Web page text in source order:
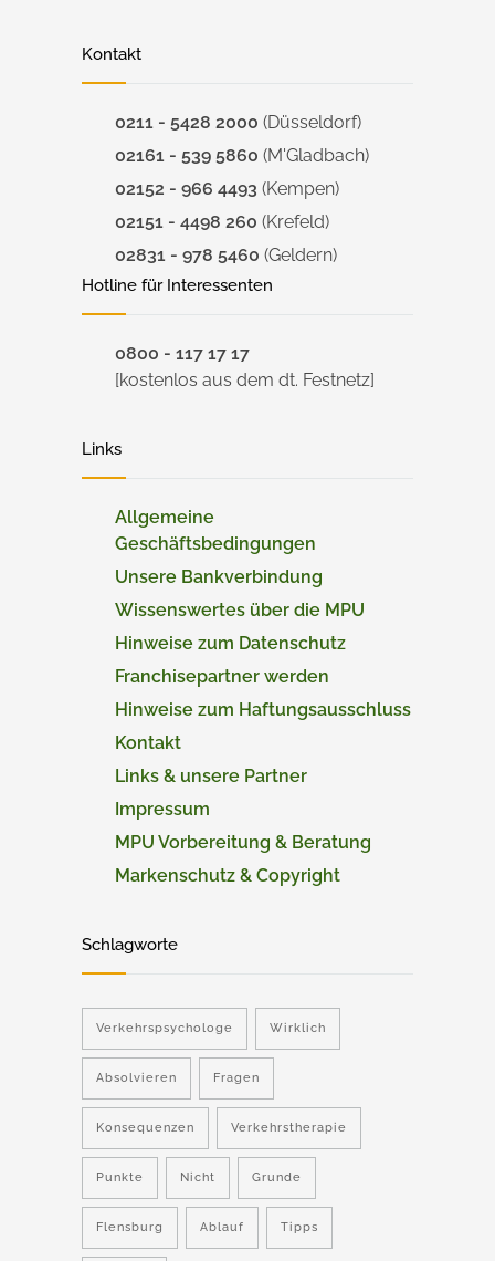
Kontakt
0211 - 5428 2000 (Düsseldorf)
02161 - 539 5860 (M'Gladbach)
02152 - 966 4493 (Kempen)
02151 - 4498 260 (Krefeld)
02831 - 978 5460 (Geldern)
Hotline für Interessenten
0800 - 117 17 17
[kostenlos aus dem dt. Festnetz]
Links
Allgemeine
Geschäftsbedingungen
Unsere Bankverbindung
Wissenswertes über die MPU
Hinweise zum Datenschutz
Franchisepartner werden
Hinweise zum Haftungsausschluss
Kontakt
Links & unsere Partner
Impressum
MPU Vorbereitung & Beratung
Markenschutz & Copyright
Schlagworte
Verkehrspsychologe Wirklich
Absolvieren Fragen
Konsequenzen Verkehrstherapie
Punkte Nicht Grunde
Flensburg Ablauf Tipps